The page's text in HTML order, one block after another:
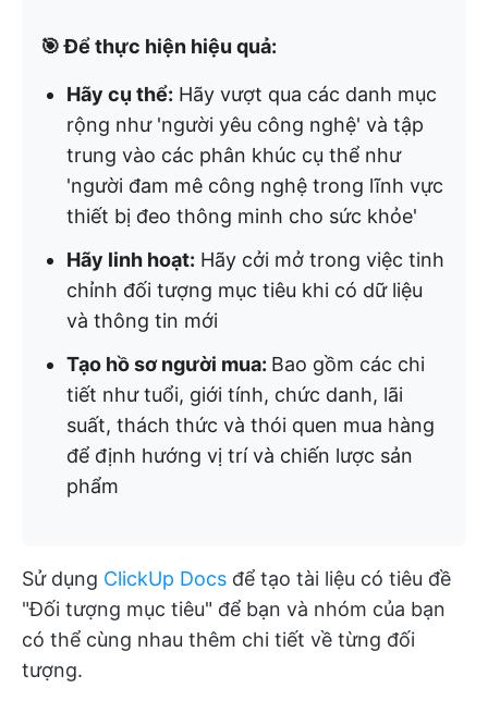
🎯 Để thực hiện hiệu quả:
Hãy cụ thể: Hãy vượt qua các danh mục
rộng như 'người yêu công nghệ' và tập
trung vào các phân khúc cụ thể như
'người đam mê công nghệ trong lĩnh vực
thiết bị đeo thông minh cho sức khỏe'
Hãy linh hoạt: Hãy cởi mở trong việc tinh
chỉnh đối tượng mục tiêu khi có dữ liệu
và thông tin mới
Tạo hồ sơ người mua: Bao gồm các chi
tiết như tuổi, giới tính, chức danh, lãi
suất, thách thức và thói quen mua hàng
để định hướng vị trí và chiến lược sản
phẩm
Sử dụng ClickUp Docs để tạo tài liệu có tiêu đề
"Đối tượng mục tiêu" để bạn và nhóm của bạn
có thể cùng nhau thêm chi tiết về từng đối
tượng.